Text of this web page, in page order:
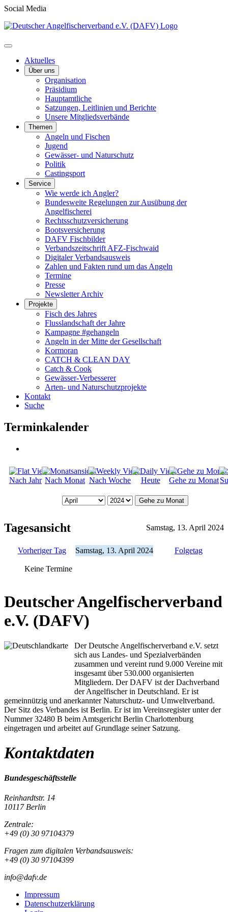
Social Media
Aktuelles
Über uns
Organisation
Präsidium
Hauptamtliche
Satzungen, Leitlinien und Berichte
Unsere Mitgliedsverbände
Themen
Angeln und Fischen
Jugend
Gewässer- und Naturschutz
Politik
Castingsport
Service
Wie werde ich Angler?
Bundesweite Regelungen zur Ausübung der
Angelfischerei
Rechtsschutzversicherung
Bootsversicherung
DAFV Fischbilder
Verbandszeitschrift AFZ-Fischwaid
Digitaler Verbandsausweis
Zahlen und Fakten rund um das Angeln
Termine
Presse
Newsletter Archiv
Projekte
Fisch des Jahres
Flusslandschaft der Jahre
Kampagne #gehangeln
Angeln in der Mitte der Gesellschaft
Kormoran
CATCH & CLEAN DAY
Catch & Cook
Gewässer-Verbesserer
Arten- und Naturschutzprojekte
Kontakt
Suche
Terminkalender
Nach Jahr Nach Monat Nach Woche Heute Gehe zu Monat
Gehe zu Monat
Tagesansicht Samstag, 13. April 2024
Vorheriger Tag Samstag, 13. April 2024 Folgetag
Keine Termine
Deutscher Angelfischerverband
e.V. (DAFV)
Der Deutsche Angelfischerverband e.V. setzt
sich aus Landes- und Spezialverbänden
zusammen und vereint rund 9.000 Vereine mit
insgesamt über 530.000 organisierten
Mitgliedern. Der DAFV ist der Dachverband
der Angelfischer in Deutschland. Er ist
gemeinnützig und anerkannter Naturschutz- und Umweltverband.
Der Sitz des Verbandes ist Berlin. Er ist im Vereinsregister unter der
Nummer 32480 B beim Amtsgericht Berlin Charlottenburg
eingetragen und arbeitet auf Grundlage seiner Satzung.
Kontaktdaten
Bundesgeschäftsstelle
Reinhardtstr. 14
10117 Berlin
Zentrale:
+49 (0) 30 97104379
Fragen zum digitalen Verbandsausweis:
+49 (0) 30 97104399
info@dafv.de
Impressum
Datenschutzerklärung